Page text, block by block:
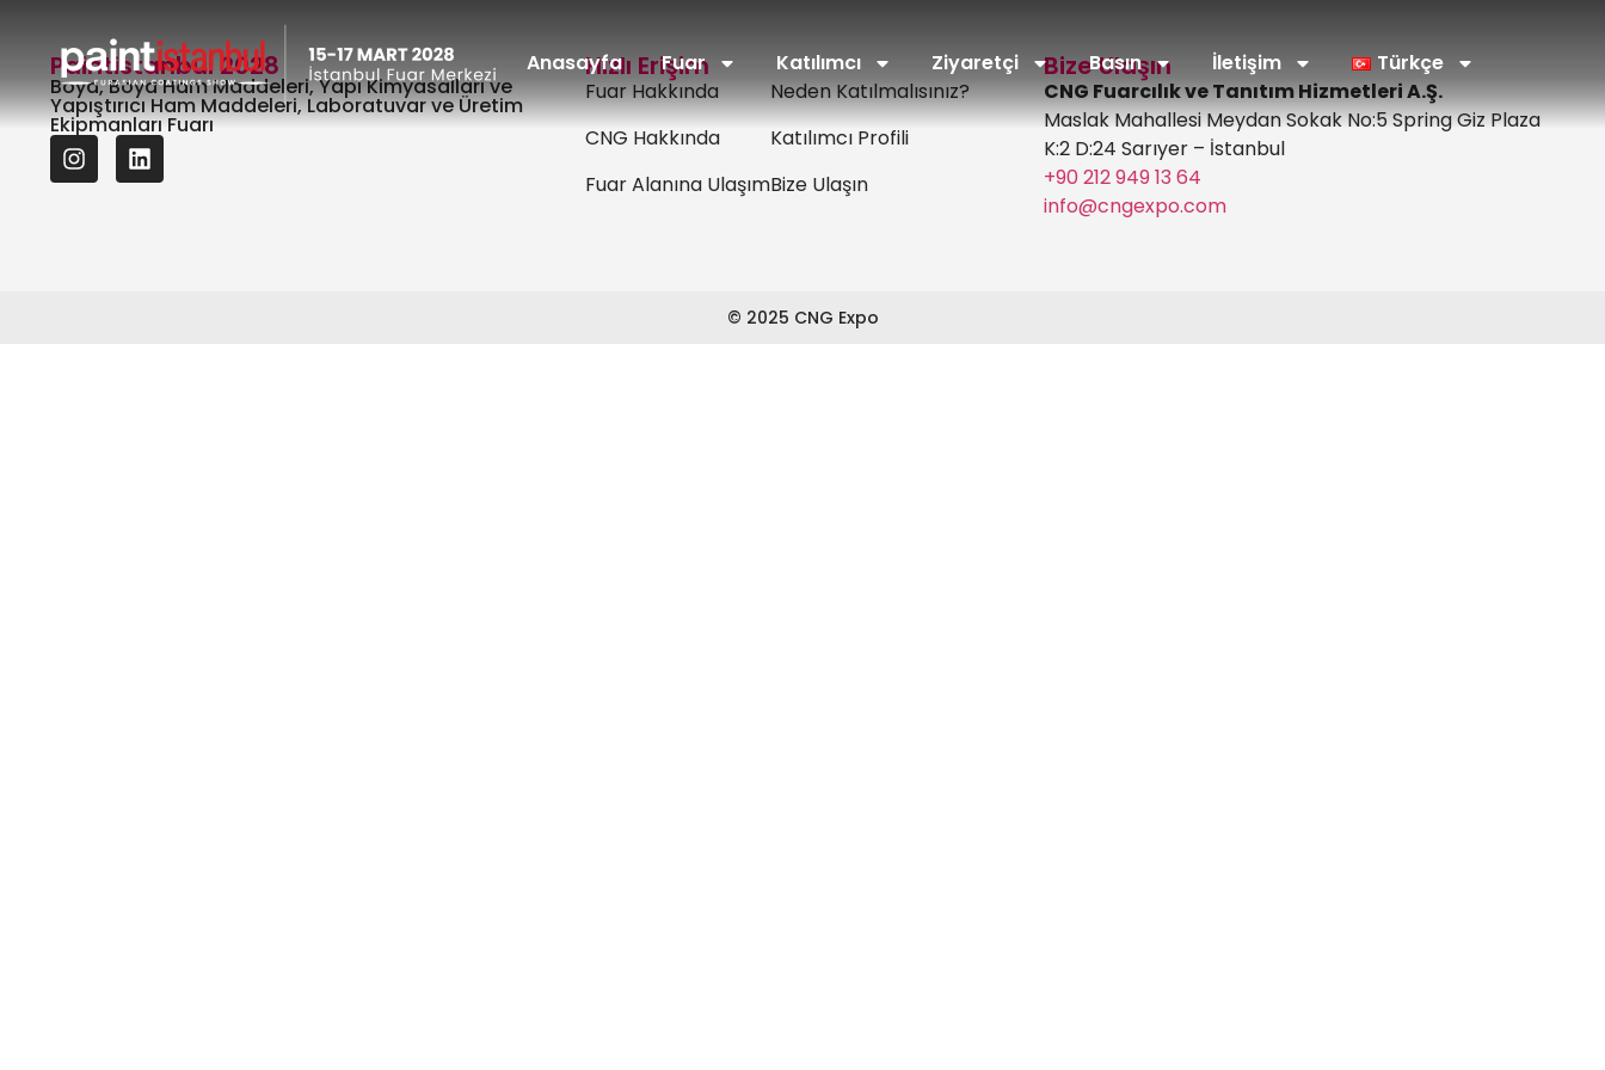
Anasayfa Fuar Katılımcı Ziyaretçi Basın İletişim Türkçe
Paintistanbul 2028
Boya, Boya Ham Maddeleri, Yapı Kimyasalları ve
Yapıştırıcı Ham Maddeleri, Laboratuvar ve Üretim
Ekipmanları Fuarı
Hızlı Erişim
Fuar Hakkında
CNG Hakkında
Fuar Alanına Ulaşım
Neden Katılmalısınız?
Katılımcı Profili
Bize Ulaşın
Bize Ulaşın
CNG Fuarcılık ve Tanıtım Hizmetleri A.Ş.
Maslak Mahallesi Meydan Sokak No:5 Spring Giz Plaza
K:2 D:24 Sarıyer – İstanbul
+90 212 949 13 64
info@cngexpo.com
© 2025 CNG Expo